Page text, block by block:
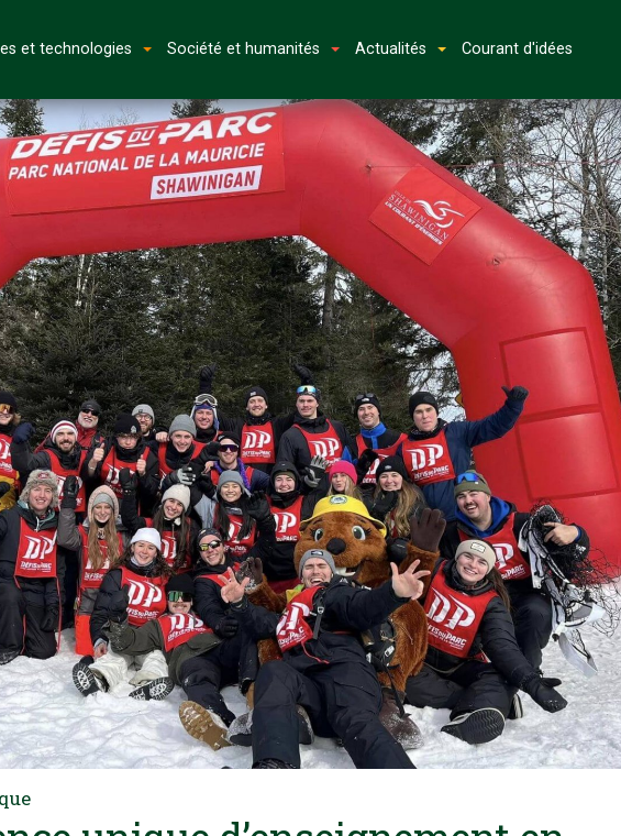
et technologies Société et humanités Actualités Courant d'idées